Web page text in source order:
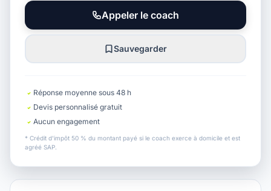
Appeler le coach
Sauvegarder
Réponse moyenne sous 48 h
Devis personnalisé gratuit
Aucun engagement
* Crédit d'impôt 50 % du montant payé si le coach exerce à domicile et est
agréé SAP.